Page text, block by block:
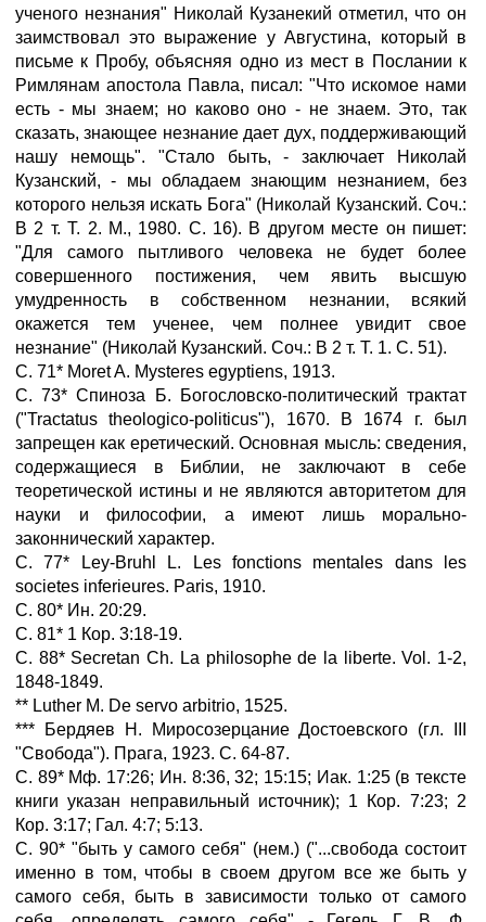
ученого незнания" Николай Кузанекий отметил, что он
заимствовал это выражение у Августина, который в
письме к Пробу, объясняя одно из мест в Послании к
Римлянам апостола Павла, писал: "Что искомое нами
есть - мы знаем; но каково оно - не знаем. Это, так
сказать, знающее незнание дает дух, поддерживающий
нашу немощь". "Стало быть, - заключает Николай
Кузанский, - мы обладаем знающим незнанием, без
которого нельзя искать Бога" (Николай Кузанский. Соч.:
В 2 т. Т. 2. M., 1980. С. 16). В другом месте он пишет:
"Для самого пытливого человека не будет более
совершенного постижения, чем явить высшую
умудренность в собственном незнании, всякий
окажется тем ученее, чем полнее увидит свое
незнание" (Николай Кузанский. Соч.: В 2 т. Т. 1. С. 51).
С. 71* Moret A. Mysteres egyptiens, 1913.
С. 73* Спиноза Б. Богословско-политический трактат
("Tractatus theologico-politicus"), 1670. В 1674 г. был
запрещен как еретический. Основная мысль: сведения,
содержащиеся в Библии, не заключают в себе
теоретической истины и не являются авторитетом для
науки и философии, а имеют лишь морально-
законнический характер.
С. 77* Ley-Bruhl L. Les fonctions mentales dans les
societes inferieures. Paris, 1910.
С. 80* Ин. 20:29.
С. 81* 1 Кор. 3:18-19.
С. 88* Secretan Ch. La philosophe de la liberte. Vol. 1-2,
1848-1849.
** Luther M. De servo arbitrio, 1525.
*** Бердяев Н. Миросозерцание Достоевского (гл. III
"Свобода"). Прага, 1923. С. 64-87.
С. 89* Мф. 17:26; Ин. 8:36, 32; 15:15; Иак. 1:25 (в тексте
книги указан неправильный источник); 1 Кор. 7:23; 2
Кор. 3:17; Гал. 4:7; 5:13.
С. 90* "быть у самого себя" (нем.) ("...свобода состоит
именно в том, чтобы в своем другом все же быть у
самого себя, быть в зависимости только от самого